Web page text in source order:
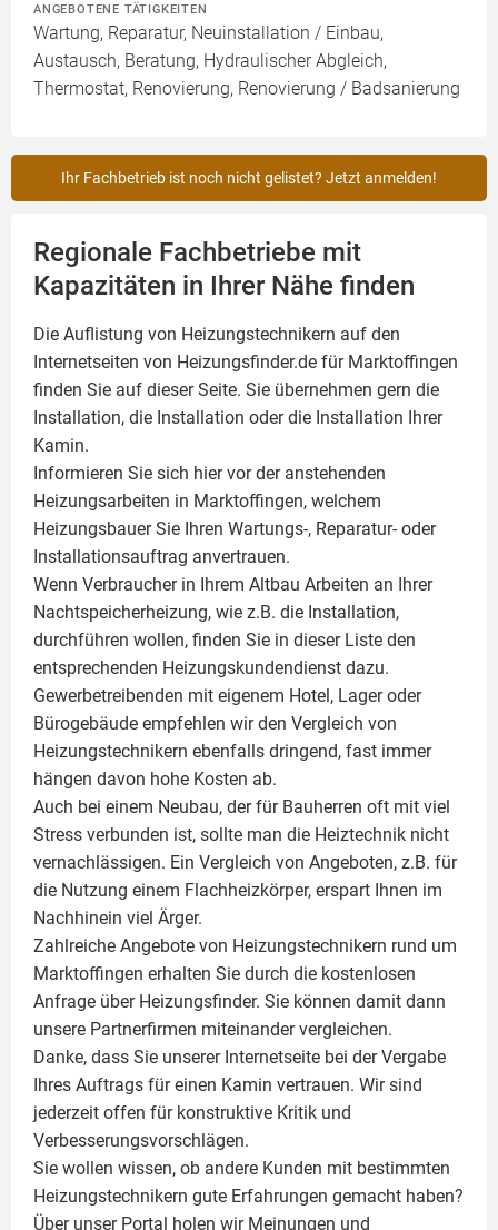
ANGEBOTENE TÄTIGKEITEN
Wartung, Reparatur, Neuinstallation / Einbau,
Austausch, Beratung, Hydraulischer Abgleich,
Thermostat, Renovierung, Renovierung / Badsanierung
Ihr Fachbetrieb ist noch nicht gelistet? Jetzt anmelden!
Regionale Fachbetriebe mit
Kapazitäten in Ihrer Nähe finden
Die Auflistung von Heizungstechnikern auf den
Internetseiten von Heizungsfinder.de für Marktoffingen
finden Sie auf dieser Seite. Sie übernehmen gern die
Installation, die Installation oder die Installation Ihrer
Kamin.
Informieren Sie sich hier vor der anstehenden
Heizungsarbeiten in Marktoffingen, welchem
Heizungsbauer Sie Ihren Wartungs-, Reparatur- oder
Installationsauftrag anvertrauen.
Wenn Verbraucher in Ihrem Altbau Arbeiten an Ihrer
Nachtspeicherheizung, wie z.B. die Installation,
durchführen wollen, finden Sie in dieser Liste den
entsprechenden Heizungskundendienst dazu.
Gewerbetreibenden mit eigenem Hotel, Lager oder
Bürogebäude empfehlen wir den Vergleich von
Heizungstechnikern ebenfalls dringend, fast immer
hängen davon hohe Kosten ab.
Auch bei einem Neubau, der für Bauherren oft mit viel
Stress verbunden ist, sollte man die Heiztechnik nicht
vernachlässigen. Ein Vergleich von Angeboten, z.B. für
die Nutzung einem Flachheizkörper, erspart Ihnen im
Nachhinein viel Ärger.
Zahlreiche Angebote von Heizungstechnikern rund um
Marktoffingen erhalten Sie durch die kostenlosen
Anfrage über Heizungsfinder. Sie können damit dann
unsere Partnerfirmen miteinander vergleichen.
Danke, dass Sie unserer Internetseite bei der Vergabe
Ihres Auftrags für einen Kamin vertrauen. Wir sind
jederzeit offen für konstruktive Kritik und
Verbesserungsvorschlägen.
Sie wollen wissen, ob andere Kunden mit bestimmten
Heizungstechnikern gute Erfahrungen gemacht haben?
Über unser Portal holen wir Meinungen und